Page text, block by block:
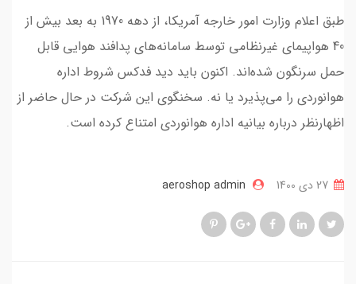
طبق اعلام وزارت امور خارجه آمریکا، از دهه 1970 به بعد بیش از
40 هواپیمای غیرنظامی توسط سامانه‌های پدافند هوایی قابل
حمل سرنگون شده‌اند. اکنون باید دید فدکس شروط اداره
هوانوردی را می‌پذیرد یا نه. سخنگوی این شرکت در حال حاضر از
اظهارنظر درباره بیانیه اداره هوانوردی امتناع کرده است.
aeroshop admin